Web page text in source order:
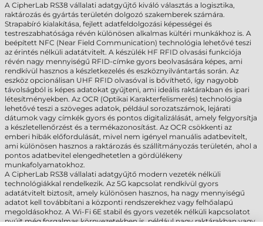
A CipherLab RS38 vállalati adatgyűjtő kiváló választás a logisztika,
raktározás és gyártás területén dolgozó szakemberek számára.
Strapabíró kialakítása, fejlett adatfeldolgozási képességei és
testreszabhatósága révén különösen alkalmas kültéri munkákhoz is. A
beépített NFC (Near Field Communication) technológia lehetővé teszi
az érintés nélküli adatátvitelt. A készülék HF RFID olvasási funkciója
révén nagy mennyiségű RFID-címke gyors beolvasására képes, ami
rendkívül hasznos a készletkezelés és eszköznyilvántartás során. Az
eszköz opcionálisan UHF RFID olvasóval is bővíthető, így nagyobb
távolságból is képes adatokat gyűjteni, ami ideális raktárakban és ipari
létesítményekben. Az OCR (Optikai Karakterfelismerés) technológia
lehetővé teszi a szöveges adatok, például sorozatszámok, lejárati
dátumok vagy címkék gyors és pontos digitalizálását, amely felgyorsítja
a készletellenőrzést és a termékazonosítást. Az OCR csökkenti az
emberi hibák előfordulását, mivel nem igényel manuális adatbevitelt,
ami különösen hasznos a raktározás és szállítmányozás területén, ahol a
pontos adatbevitel elengedhetetlen a gördülékeny
munkafolyamatokhoz.
A CipherLab RS38 vállalati adatgyűjtő modern vezeték nélküli
technológiákkal rendelkezik. Az 5G kapcsolat rendkívül gyors
adatátvitelt biztosít, amely különösen hasznos, ha nagy mennyiségű
adatot kell továbbítani a központi rendszerekhez vagy felhőalapú
megoldásokhoz. A Wi-Fi 6E stabil és gyors vezeték nélküli kapcsolatot
nyújt még forgalmas környezetekben is, például nagy raktárakban vagy